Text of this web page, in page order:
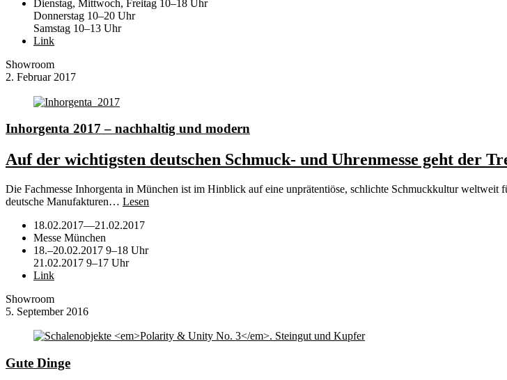
Dienstag, Mittwoch, Freitag 10–18 Uhr
Donnerstag 10–20 Uhr
Samstag 10–13 Uhr
Link
Showroom
2. Februar 2017
Inhorgenta 2017 – nachhaltig und modern
Auf der wichtigsten deutschen Schmuck- und Uhrenmesse geht der
Die Fachmesse Inhorgenta in München ist im Hinblick auf eine unprätentiöse, schlichte Schmuckkultur weltweit
deutsche Manufakturen… Lesen
18.02.2017—21.02.2017
Messe München
18.–20.02.2017 9–18 Uhr
21.02.2017 9–17 Uhr
Link
Showroom
5. September 2016
Gute Dinge